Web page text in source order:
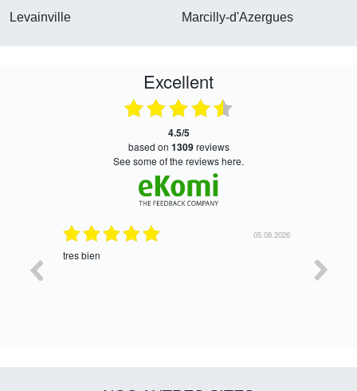
Levainville
Marcilly-d'Azergues
Excellent
4.5/5
based on 1309reviews
see some of the reviews here.
05.08.2026
tres bien